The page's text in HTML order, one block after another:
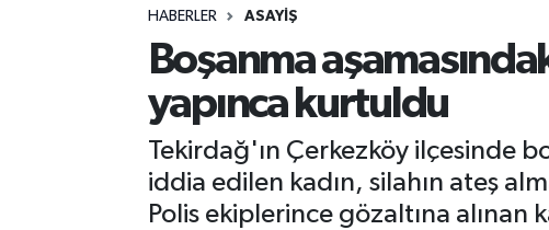
HABERLER ASAYIŞ
Boşanma
yapınca kurtuldu
Tekirdağ'ın Çerkezköy ilçesinde
iddia edilen kadın, silahın ateş
Polis ekiplerince gözaltına alınan